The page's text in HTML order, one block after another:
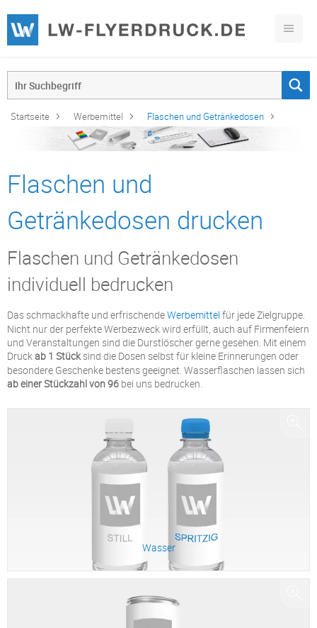
Startseite Werbemittel Flaschen und Getränkedosen
Flaschen und
Getränkedosen drucken
Flaschen und Getränkedosen
individuell bedrucken
Das schmackhafte und erfrischendeWerbemittel für jede Zielgruppe.
Nicht nur der perfekte Werbezweck wird erfüllt, auch auf Firmenfeiern
und Veranstaltungen sind die Durstlöscher gerne gesehen. Mit einem
Druckab 1 Stücksind die Dosen selbst für kleine Erinnerungen oder
besondere Geschenke bestens geeignet. Wasserflaschen lassen sich
ab einer Stückzahl von 96 bei uns bedrucken.
Wasser